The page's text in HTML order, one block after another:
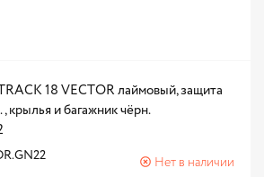
18 VECTOR лаймовый, защита
крылья и багажник чёрн.
Нет в наличии